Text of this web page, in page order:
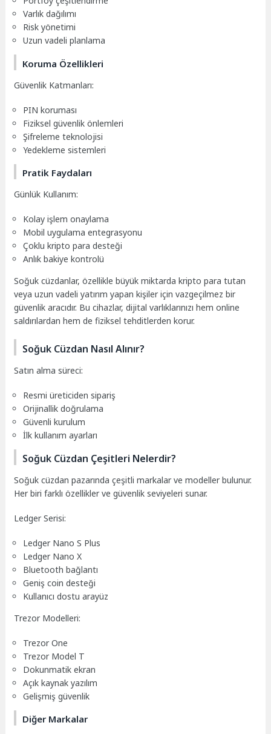
Varlık dağılımı
Risk yönetimi
Uzun vadeli planlama
Koruma Özellikleri
Güvenlik Katmanları:
PIN koruması
Fiziksel güvenlik önlemleri
Şifreleme teknolojisi
Yedekleme sistemleri
Pratik Faydaları
Günlük Kullanım:
Kolay işlem onaylama
Mobil uygulama entegrasyonu
Çoklu kripto para desteği
Anlık bakiye kontrolü
Soğuk cüzdanlar, özellikle büyük miktarda kripto para tutan
veya uzun vadeli yatırım yapan kişiler için vazgeçilmez bir
güvenlik aracıdır. Bu cihazlar, dijital varlıklarınızı hem online
saldırılardan hem de fiziksel tehditlerden korur.
Soğuk Cüzdan Nasıl Alınır?
Satın alma süreci:
Resmi üreticiden sipariş
Orijinallik doğrulama
Güvenli kurulum
İlk kullanım ayarları
Soğuk Cüzdan Çeşitleri Nelerdir?
Soğuk cüzdan pazarında çeşitli markalar ve modeller bulunur.
Her biri farklı özellikler ve güvenlik seviyeleri sunar.
Ledger Serisi:
Ledger Nano S Plus
Ledger Nano X
Bluetooth bağlantı
Geniş coin desteği
Kullanıcı dostu arayüz
Trezor Modelleri:
Trezor One
Trezor Model T
Dokunmatik ekran
Açık kaynak yazılım
Gelişmiş güvenlik
Diğer Markalar